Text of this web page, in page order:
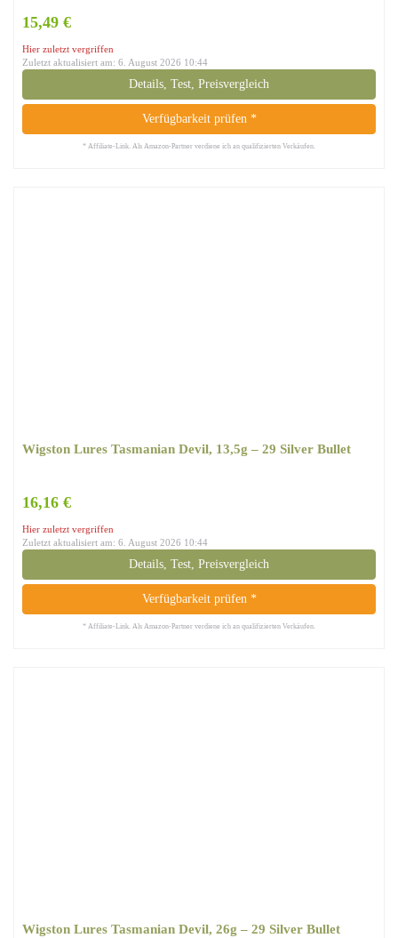
15,49 €
Hier zuletzt vergriffen
Zuletzt aktualisiert am: 6. August 2026 10:44
Details, Test, Preisvergleich
Verfügbarkeit prüfen *
* Affiliate-Link. Als Amazon-Partner verdiene ich an qualifizierten Verkäufen.
Wigston Lures Tasmanian Devil, 13,5g – 29 Silver Bullet
16,16 €
Hier zuletzt vergriffen
Zuletzt aktualisiert am: 6. August 2026 10:44
Details, Test, Preisvergleich
Verfügbarkeit prüfen *
* Affiliate-Link. Als Amazon-Partner verdiene ich an qualifizierten Verkäufen.
Wigston Lures Tasmanian Devil, 26g – 29 Silver Bullet